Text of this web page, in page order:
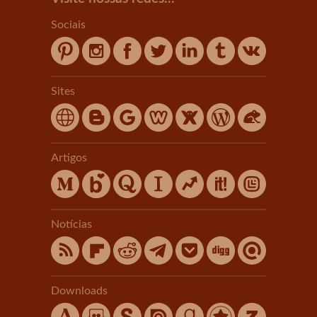
Sociais
Sites
Artigos
Notícias
Downloads